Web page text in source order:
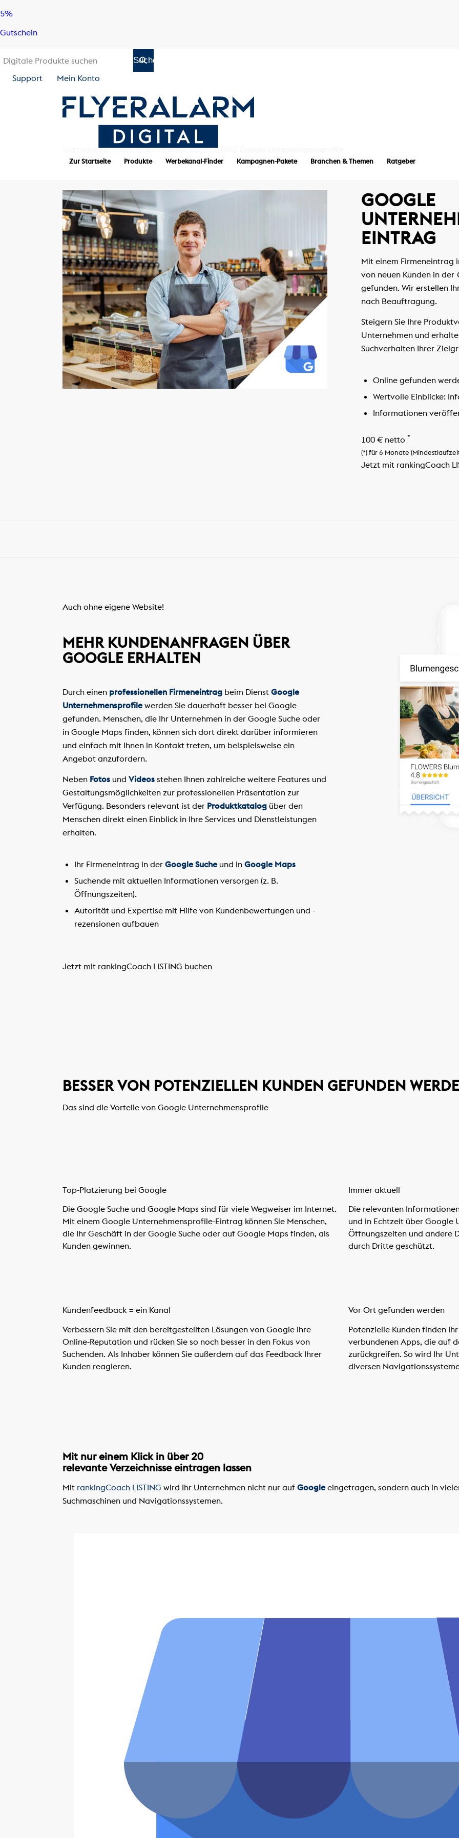
Skip
content
Skip
navigation
5%
Gutschein
Support Mein Konto
Zur Startseite Produkte Werbekanal-Finder Kampagnen-Pakete Branchen & Themen Ratgeber
Suchmaschinen rankingCoach LISTING
GOOGLE
EINTRAG
Mit einem Firmeneintrag
von neuen Kunden in der
gefunden. Wir erstellen
nach Beauftragung.
Steigern Sie Ihre
Unternehmen und
Suchverhalten Ihrer
Online gefunden
Wertvolle Einblicke:
Informationen
100 € netto *
(*) für 6 Monate
Jetzt mit rankingCoach
Auch ohne eigene Website!
MEHR KUNDENANFRAGEN ÜBER
GOOGLE ERHALTEN
Durch einen professionellen Firmeneintrag beim Dienst Google
Unternehmensprofilewerden Sie dauerhaft besser bei Google
gefunden. Menschen, die Ihr Unternehmen in der Google Suche oder
in Google Maps finden, können sich dort direkt darüber informieren
und einfach mit Ihnen in Kontakt treten, um beispielsweise ein
Angebot anzufordern.
Neben Fotos und Videos stehen Ihnen zahlreiche weitere Features und
Gestaltungsmöglichkeiten zur professionellen Präsentation zur
Verfügung. Besonders relevant ist der Produktkatalog über den
Menschen direkt einen Einblick in Ihre Services und Dienstleistungen
erhalten.
Ihr Firmeneintrag in der Google Suche und in Google Maps
Suchende mit aktuellen Informationen versorgen (z. B.
Öffnungszeiten).
Autorität und Expertise mit Hilfe von Kundenbewertungen und -
rezensionen aufbauen
Jetzt mit rankingCoach LISTING buchen
BESSER VON POTENZIELLEN KUNDEN GEFUNDEN
Das sind die Vorteile von Google Unternehmensprofile
Top-Platzierung bei Google
Die Google Suche und Google Maps sind für viele Wegweiser im Internet.
Mit einem Google Unternehmensprofile-Eintrag können Sie Menschen,
die Ihr Geschäft in der Google Suche oder auf Google Maps finden, als
Kunden gewinnen.
Immer aktuell
Die relevanten
und in Echtzeit über Google
Öffnungszeiten und andere
durch Dritte geschützt.
Kundenfeedback = ein Kanal
Verbessern Sie mit den bereitgestellten Lösungen von Google Ihre
Online-Reputation und rücken Sie so noch besser in den Fokus von
Suchenden. Als Inhaber können Sie außerdem auf das Feedback Ihrer
Kunden reagieren.
Vor Ort gefunden werden
Potenzielle Kunden finden
verbundenen Apps, die auf
zurückgreifen. So wird Ihr
diversen
Mit nur einem Klick in über 20
relevante Verzeichnisse eintragen lassen
Mit rankingCoach LISTING wird Ihr Unternehmen nicht nur auf Googleeingetragen, sondern auch in
Suchmaschinen und Navigationssystemen.